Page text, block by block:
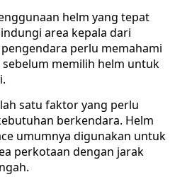
helm yang tepat
area kepala dari
perlu memahami
memilih helm untuk
satu faktor yang perlu
berkendara. Helm
umumnya digunakan untuk
perkotaan dengan jarak